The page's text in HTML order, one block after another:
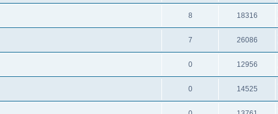
8 18316
7 26086
0 12956
0 14525